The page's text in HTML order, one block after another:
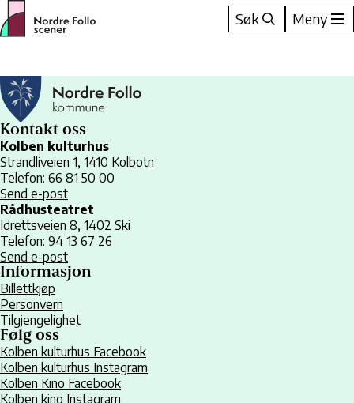
Hopp
til
innhold
Søk Meny
Kontakt oss
Kolben kulturhus
Strandliveien 1, 1410 Kolbotn
Telefon: 66 81 50 00
Send e-post
Rådhusteatret
Idrettsveien 8, 1402 Ski
Telefon: 94 13 67 26
Send e-post
Informasjon
Billettkjøp
Personvern
Tilgjengelighet
Følg oss
Kolben kulturhus Facebook
Kolben kulturhus Instagram
Kolben Kino Facebook
Kolben kino Instagram